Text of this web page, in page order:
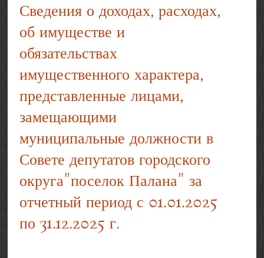
Сведения о доходах, расходах,
об имуществе и
обязательствах
имущественного характера,
представленные лицами,
замещающими
муниципальные должности в
Совете депутатов городского
округа"поселок Палана" за
отчетный период с 01.01.2025
по 31.12.2025 г.